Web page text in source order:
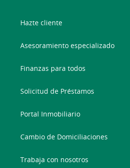
Hazte cliente
Asesoramiento especializado
Finanzas para todos
Solicitud de Préstamos
Portal Inmobiliario
Cambio de Domiciliaciones
Trabaja con nosotros